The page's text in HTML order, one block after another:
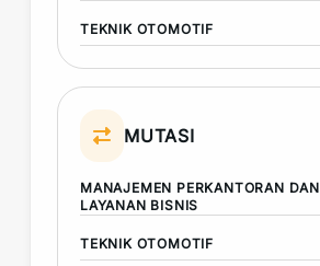
TEKNIK OTOMOTIF
MUTASI
MANAJEMEN PERKANTORAN DAN
LAYANAN BISNIS
TEKNIK OTOMOTIF